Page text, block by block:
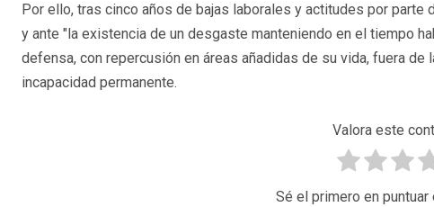
Por ello, tras cinco años de bajas laborales y actitudes por
y ante "la existencia de un desgaste manteniendo en el tiempo
defensa, con repercusión en áreas añadidas de su vida, fuera
incapacidad permanente.
Valora este
Sé el primero en